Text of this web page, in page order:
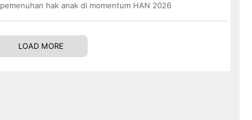
pemenuhan hak anak di momentum HAN 2026
LOAD MORE